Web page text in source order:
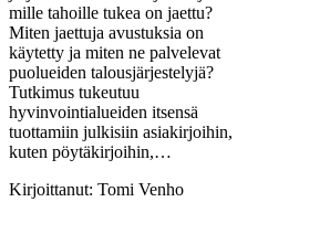
mille tahoille tukea on jaettu?
Miten jaettuja avustuksia on
käytetty ja miten ne palvelevat
puolueiden talousjärjestelyjä?
Tutkimus tukeutuu
hyvinvointialueiden itsensä
tuottamiin julkisiin asiakirjoihin,
kuten pöytäkirjoihin,…
Kirjoittanut: Tomi Venho